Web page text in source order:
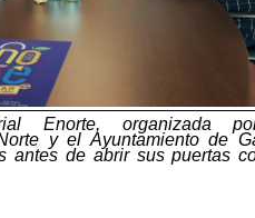
Enorte, organizada
y el Ayuntamiento de
antes de abrir sus puertas